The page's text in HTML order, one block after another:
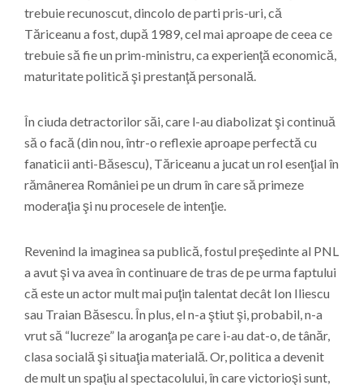
trebuie recunoscut, dincolo de parti pris-uri, că
Tăriceanu a fost, după 1989, cel mai aproape de ceea ce
trebuie să fie un prim-ministru, ca experienţă economică,
maturitate politică şi prestanţă personală.
În ciuda detractorilor săi, care l-au diabolizat şi continuă
să o facă (din nou, într-o reflexie aproape perfectă cu
fanaticii anti-Băsescu), Tăriceanu a jucat un rol esenţial în
rămânerea României pe un drum în care să primeze
moderaţia şi nu procesele de intenţie.
Revenind la imaginea sa publică, fostul preşedinte al PNL
a avut şi va avea în continuare de tras de pe urma faptului
că este un actor mult mai puţin talentat decât Ion Iliescu
sau Traian Băsescu. În plus, el n-a ştiut şi, probabil, n-a
vrut să “lucreze” la aroganţa pe care i-au dat-o, de tânăr,
clasa socială şi situaţia materială. Or, politica a devenit
de mult un spaţiu al spectacolului, în care victorioşi sunt,